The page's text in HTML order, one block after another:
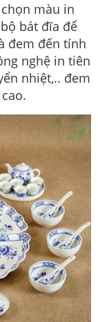
màu in
bát đĩa để
đem đến tính
nghệ in tiên
nhiệt,.. đem